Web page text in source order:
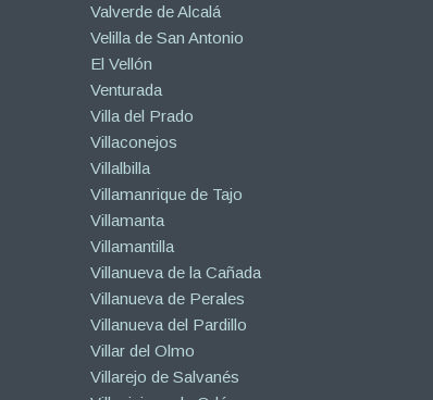
Valverde de Alcalá
Velilla de San Antonio
El Vellón
Venturada
Villa del Prado
Villaconejos
Villalbilla
Villamanrique de Tajo
Villamanta
Villamantilla
Villanueva de la Cañada
Villanueva de Perales
Villanueva del Pardillo
Villar del Olmo
Villarejo de Salvanés